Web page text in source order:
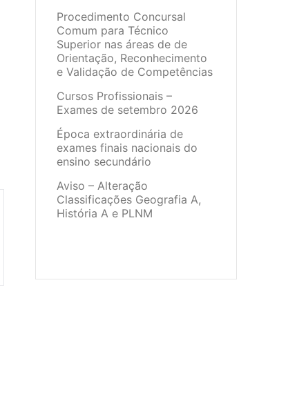
Procedimento Concursal
Comum para Técnico
Superior nas áreas de de
Orientação, Reconhecimento
e Validação de Competências
Cursos Profissionais –
Exames de setembro 2026
Época extraordinária de
exames finais nacionais do
ensino secundário
Aviso – Alteração
Classificações Geografia A,
História A e PLNM